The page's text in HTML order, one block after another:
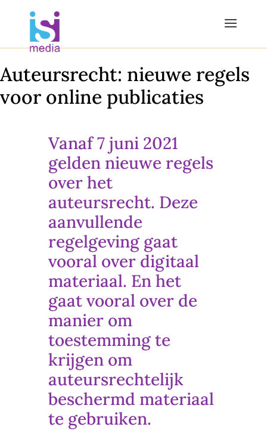
Auteursrecht: nieuwe regels
voor online publicaties
Vanaf 7 juni 2021
gelden nieuwe regels
over het
auteursrecht. Deze
aanvullende
regelgeving gaat
vooral over digitaal
materiaal. En het
gaat vooral over de
manier om
toestemming te
krijgen om
auteursrechtelijk
beschermd materiaal
te gebruiken.